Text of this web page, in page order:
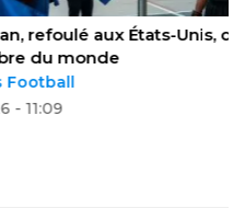
Unis, devient l’arbitre le